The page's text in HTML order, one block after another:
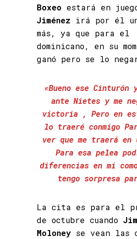
Boxeo estará en
Jiménez irá por él
más, ya que para el
dominicano, en su
ganó pero se lo
«Bueno ese Cinturón
ante Nietes y me
victoria , Pero en
lo traeré conmigo
ver que me traerá
Para esa pelea
diferencias en mi
tengo sorpresa
La cita es para el
de octubre cuando
Moloney se vean las